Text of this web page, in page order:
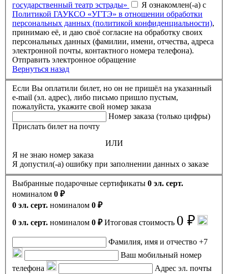
государственный театр эстрады»
Я ознакомлен(-а) с
Политикой ГАУКСО «УГТЭ» в отношении обработки
персональных данных (политикой конфиденциальности),
принимаю её, и даю своё согласие на обработку своих
персональных данных (фамилии, имени, отчества, адреса
электронной почты, контактного номера телефона).
Отправить электронное обращение
Вернуться назад
Если Вы оплатили билет, но он не пришёл на указанный
e-mail (эл. адрес), либо письмо пришло пустым,
пожалуйста, укажите свой номер заказа
Номер заказа (только цифры)
Прислать билет на почту
ИЛИ
Я не знаю номер заказа
Я допустил(-а) ошибку при заполнении данных о заказе
Выбранные подарочные сертификаты 0 эл. серт.
номиналом 0 ₽
0 эл. серт. номиналом 0 ₽
0 эл. серт. номиналом 0 ₽ Итоговая стоимость 0 ₽
Фамилия, имя и отчество +7
Ваш мобильный номер
телефона
Адрес эл. почты